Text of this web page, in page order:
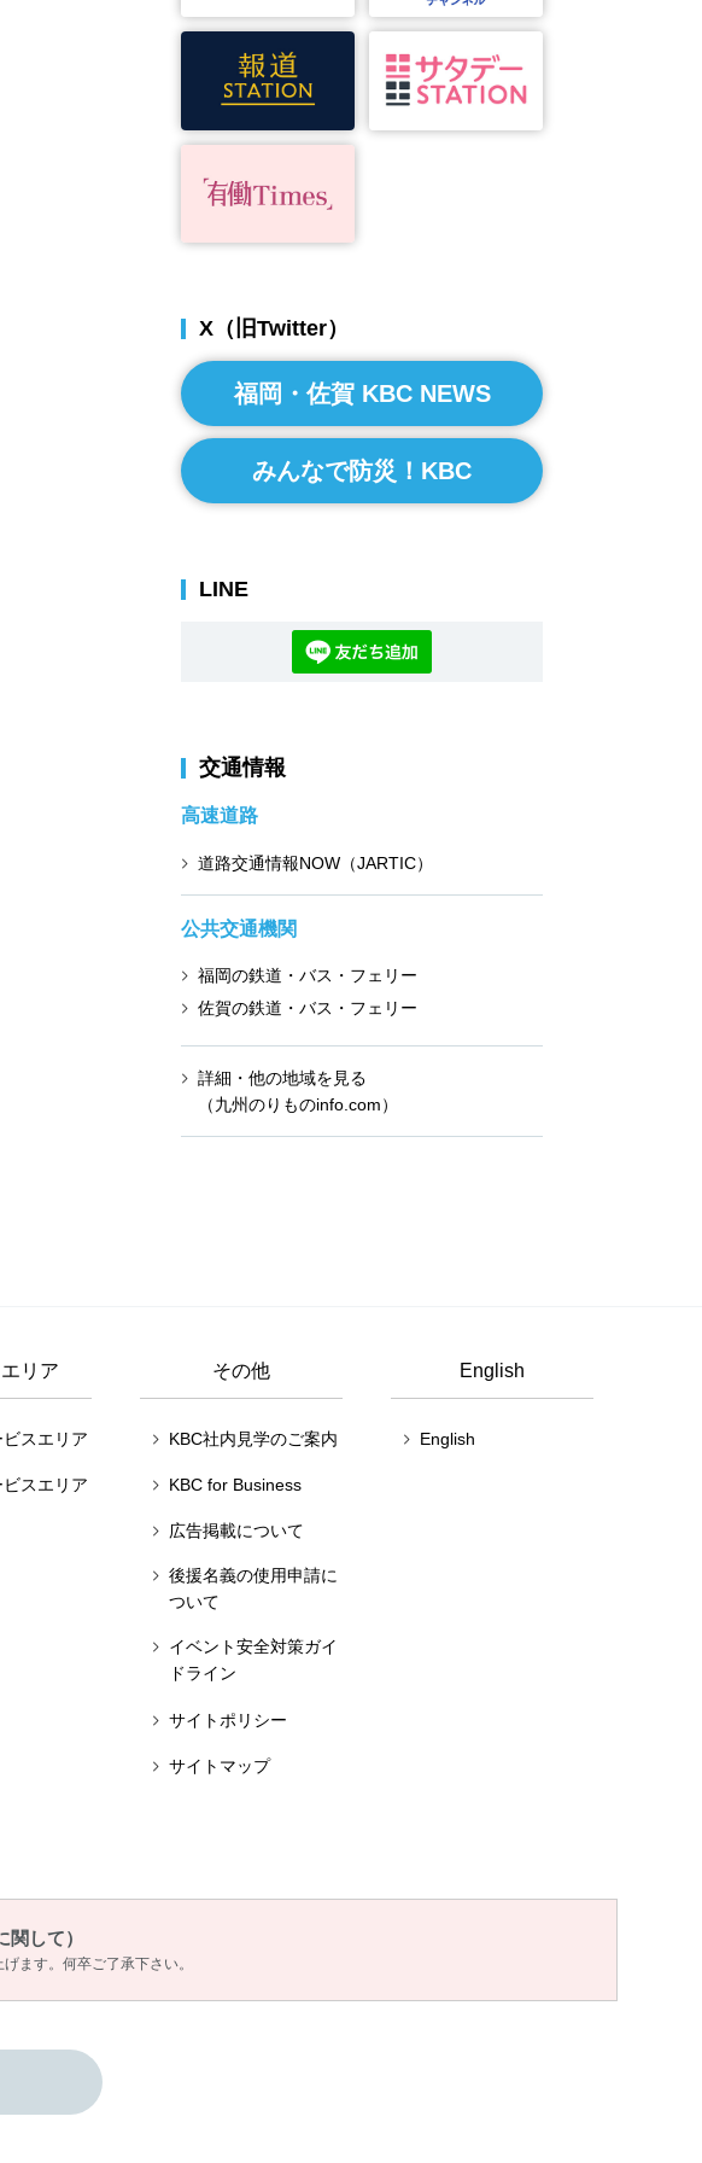
X（旧Twitter）
福岡・佐賀 KBC NEWS
みんなで防災！KBC
LINE
交通情報
高速道路
道路交通情報NOW（JARTIC）
公共交通機関
福岡の鉄道・バス・フェリー
佐賀の鉄道・バス・フェリー
詳細・他の地域を見る
（九州のりものinfo.com）
リア
スエリア
スエリア
その他
KBC社内見学のご案内
KBC for Business
広告掲載について
後援名義の使用申請に
ついて
イベント安全対策ガイ
ドライン
サイトポリシー
サイトマップ
English
English
関して）
ます。何卒ご了承下さい。